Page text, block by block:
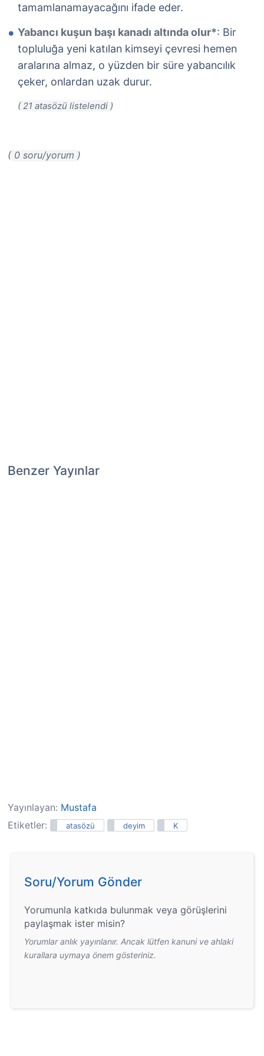
tamamlanamayacağını ifade eder.
Yabancı kuşun başı kanadı altında olur*: Bir
topluluğa yeni katılan kimseyi çevresi hemen
aralarına almaz, o yüzden bir süre yabancılık
çeker, onlardan uzak durur.
( 0 soru/yorum )
Benzer Yayınlar
Yayınlayan: Mustafa
Etiketler:
atasözü deyim K
Soru/Yorum Gönder
Yorumunla katkıda bulunmak veya görüşlerini
paylaşmak ister misin?
Yorumlar anlık yayınlanır. Ancak lütfen kanuni ve ahlaki
kurallara uymaya önem gösteriniz.